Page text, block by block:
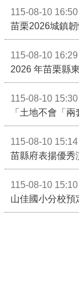
115-08-10 16:50
苗栗2026城鎮
115-08-10 16:29
115-08-10 15:30
115-08-10 15:14
苗縣府表揚優秀
115-08-10 15:10